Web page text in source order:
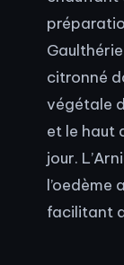
citronné
végétale
et le haut
jour.
l’oedème
facilitant